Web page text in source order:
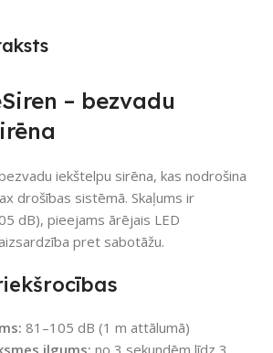
– bezvadu
iekštelpu sirēna, kas nodrošina
drošības sistēmā. Skaļums ir
dB), pieejams ārējais LED
pret sabotāžu.
81–105 dB (1 m attālumā)
ilgums: no 3 sekundēm līdz 3